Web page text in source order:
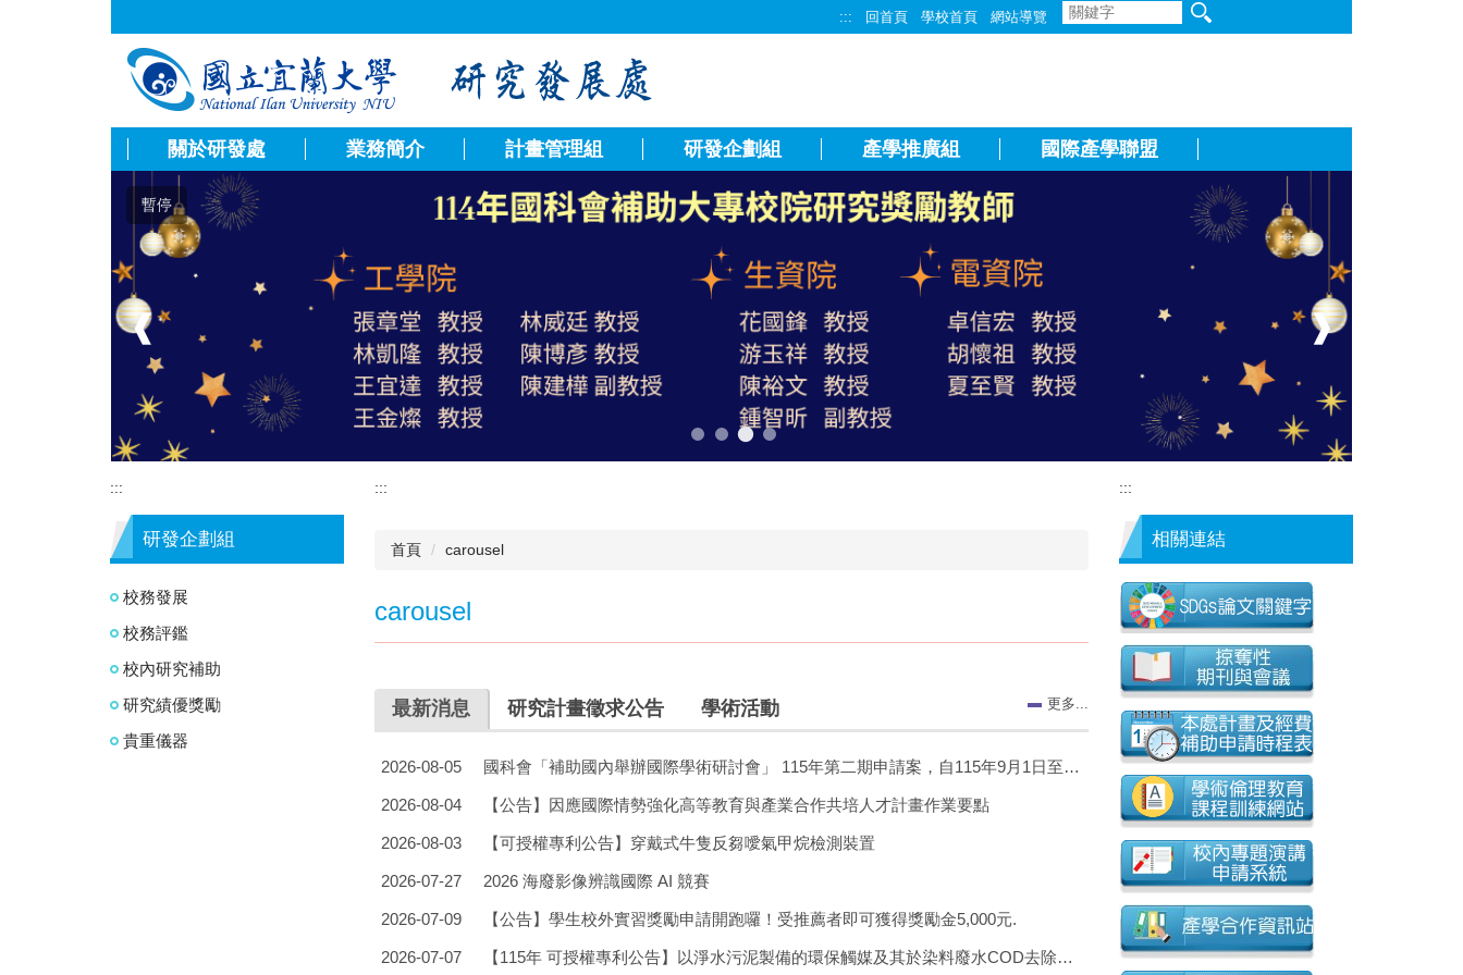
::: 回首頁 學校首頁 網站導覽
關於研發處 業務簡介 計畫管理組 研發企劃組 產學推廣組 國際產學聯盟
暫停
❰ ❱
:::
研發企劃組
校務發展
校務評鑑
校內研究補助
研究績優獎勵
貴重儀器
:::
首頁 carousel
carousel
最新消息 研究計畫徵求公告 學術活動
2026-08-05 國科會「補助國內舉辦國際學術研討會」 115年第二期申請案，自115年9月1日至9月30日開放線上申請
2026-08-04 【公告】因應國際情勢強化高等教育與產業合作共培人才計畫作業要點
2026-08-03 【可授權專利公告】穿戴式牛隻反芻噯氣甲烷檢測裝置
2026-07-27 2026 海廢影像辨識國際 AI 競賽
2026-07-09 【公告】學生校外實習獎勵申請開跑囉！受推薦者即可獲得獎勵金5,000元.
2026-07-07 【115年 可授權專利公告】以淨水污泥製備的環保觸媒及其於染料廢水COD去除之應用
更多...
:::
相關連結